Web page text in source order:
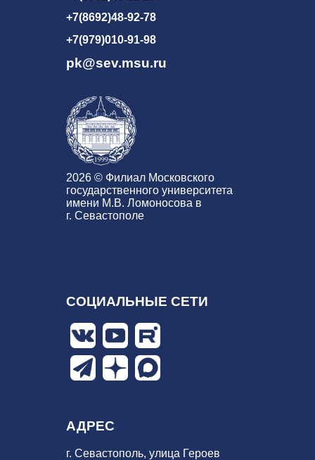
+7(8692)48-92-78
+7(979)010-91-98
pk@sev.msu.ru
2026 © Филиал Московского
государственного университета
имени М.В. Ломоносова в
г. Севастополе
СОЦИАЛЬНЫЕ СЕТИ
АДРЕС
г. Севастополь, улица Героев